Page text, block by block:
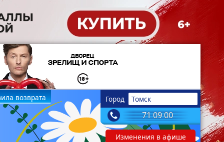
Город Томск
71 09 00
Изменения в афише
возврата